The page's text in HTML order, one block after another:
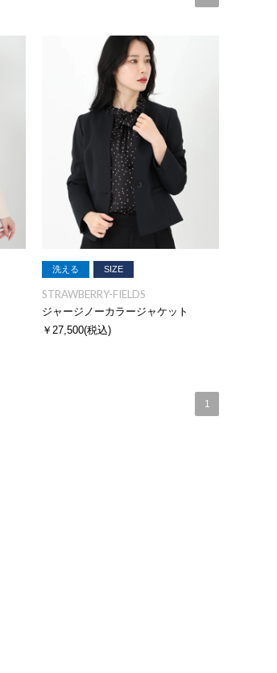
洗える SIZE
STRAWBERRY-FIELDS
ジャージノーカラージャケット
￥27,500(税込)
1